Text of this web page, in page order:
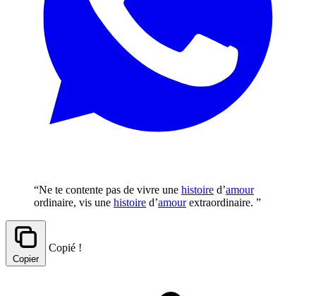
“Ne te contente pas de vivre une histoire d’amour
ordinaire, vis une histoire d’amourextraordinaire. ”
Copier
Copié !